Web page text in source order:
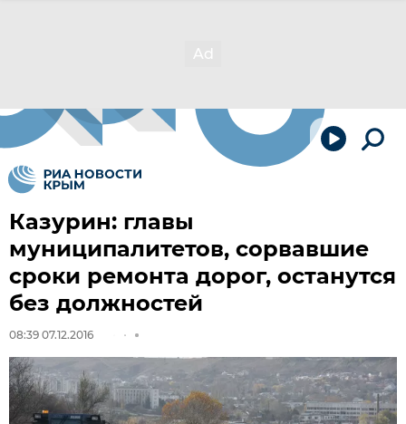
Казурин: главы
муниципалитетов, сорвавшие
сроки ремонта дорог, останутся
без должностей
08:39 07.12.2016